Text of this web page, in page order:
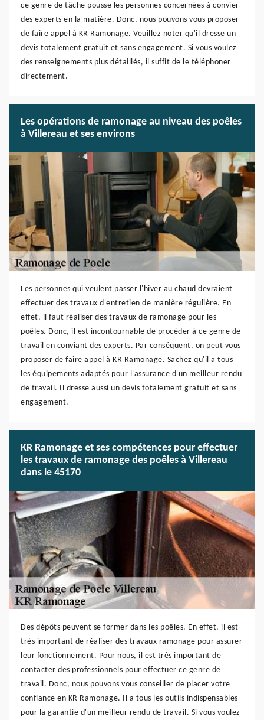
ce genre de tâche pousse les personnes concernées à convier
des experts en la matière. Donc, nous pouvons vous proposer
de faire appel à KR Ramonage. Veuillez noter qu'il dresse un
devis totalement gratuit et sans engagement. Si vous voulez
des renseignements plus détaillés, il suffit de le téléphoner
directement.
Les opérations de ramonage au niveau des poêles
à Villereau et ses environs
Les personnes qui veulent passer l'hiver au chaud devraient
effectuer des travaux d'entretien de manière régulière. En
effet, il faut réaliser des travaux de ramonage pour les
poêles. Donc, il est incontournable de procéder à ce genre de
travail en conviant des experts. Par conséquent, on peut vous
proposer de faire appel à KR Ramonage. Sachez qu'il a tous
les équipements adaptés pour l'assurance d'un meilleur rendu
de travail. Il dresse aussi un devis totalement gratuit et sans
engagement.
KR Ramonage et ses compétences pour effectuer
les travaux de ramonage des poêles à Villereau
dans le 45170
Des dépôts peuvent se former dans les poêles. En effet, il est
très important de réaliser des travaux ramonage pour assurer
leur fonctionnement. Pour nous, il est très important de
contacter des professionnels pour effectuer ce genre de
travail. Donc, nous pouvons vous conseiller de placer votre
confiance en KR Ramonage. Il a tous les outils indispensables
pour la garantie d'un meilleur rendu de travail. Si vous voulez